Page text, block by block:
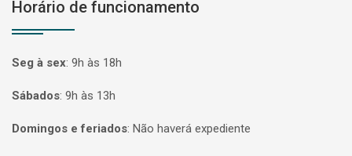
Horário de funcionamento
Seg à sex: 9h às 18h
Sábados: 9h às 13h
Domingos e feriados: Não haverá expediente